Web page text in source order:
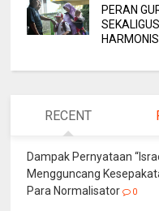
PERAN
HARMONIS
RECENT
Dampak Pernyataan
Mengguncang
Para Normalisator
0